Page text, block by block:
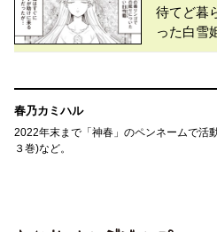
待てど暮
った白雪
春乃カミハル
2022年末まで「神春」のペンネームで活
３巻)など。